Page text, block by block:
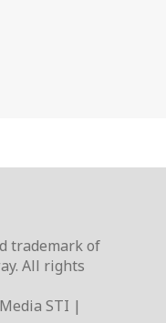
trademark of
All rights
STI |